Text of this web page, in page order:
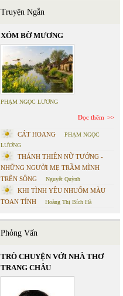
Truyện Ngắn
XÓM BỜ MƯƠNG
PHẠM NGỌC LƯƠNG
Đọc thêm
CÁT HOANG
PHẠM NGỌC
LƯƠNG
THÁNH THIÊN NỮ TƯỚNG -
NHỮNG NGƯỜI MẸ TRẦM MÌNH
TRÊN SÔNG
Nguyệt Quỳnh
KHI TÌNH YÊU NHUỐM MÀU
TOAN TÍNH
Hoàng Thị Bích Hà
Phỏng Vấn
TRÒ CHUYỆN VỚI NHÀ THƠ
TRANG CHÂU